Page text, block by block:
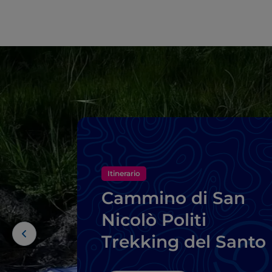
Itinerario
Cammino di San
Nicolò Politi
Trekking del Santo